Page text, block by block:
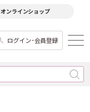
オンラインショップ
ログイン･会員登録